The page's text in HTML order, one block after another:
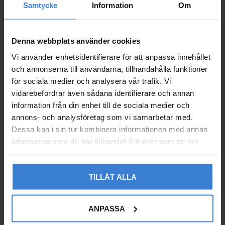
Samtycke Information Om
Denna webbplats använder cookies
Vi använder enhetsidentifierare för att anpassa innehållet
och annonserna till användarna, tillhandahålla funktioner
för sociala medier och analysera vår trafik. Vi
vidarebefordrar även sådana identifierare och annan
information från din enhet till de sociala medier och
annons- och analysföretag som vi samarbetar med.
Dessa kan i sin tur kombinera informationen med annan
information som du har tillhandahållit eller som de har
TILLÅT ALLA
ANPASSA
Ifö Sign Spolknapp Z98
Ifö Sign Spolknapp Z98